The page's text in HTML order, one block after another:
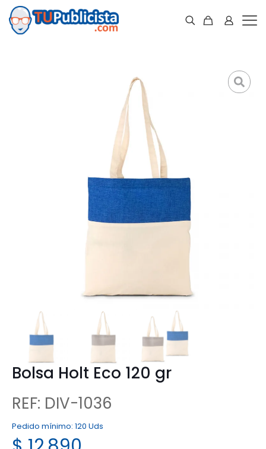
Bolsa Holt Eco 120 gr
REF: DIV-1036
Pedido mínimo: 120 Uds